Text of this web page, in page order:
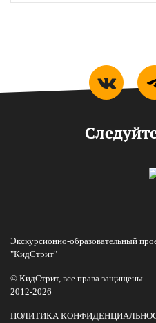
Экскурсионно-образовательный
"КидСтрит"
© КидСтрит, все права защищены
2012-2026
ПОЛИТИКА